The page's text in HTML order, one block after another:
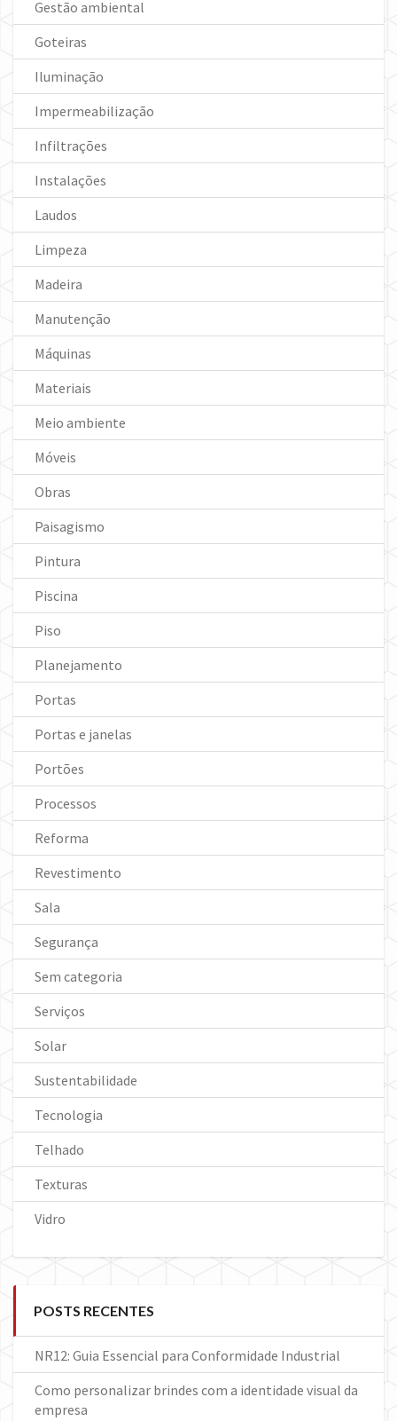
Gestão ambiental
Goteiras
Iluminação
Impermeabilização
Infiltrações
Instalações
Laudos
Limpeza
Madeira
Manutenção
Máquinas
Materiais
Meio ambiente
Móveis
Obras
Paisagismo
Pintura
Piscina
Piso
Planejamento
Portas
Portas e janelas
Portões
Processos
Reforma
Revestimento
Sala
Segurança
Sem categoria
Serviços
Solar
Sustentabilidade
Tecnologia
Telhado
Texturas
Vidro
POSTS RECENTES
NR12: Guia Essencial para Conformidade Industrial
Como personalizar brindes com a identidade visual da
empresa